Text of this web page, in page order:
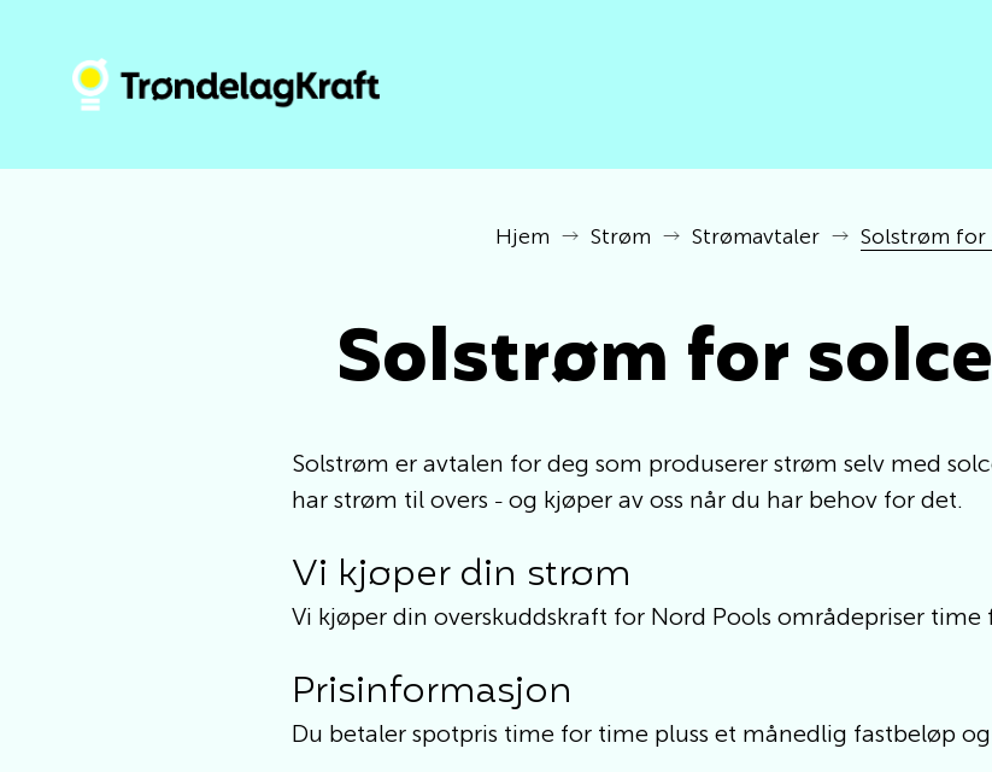
Hjem Strøm Strømavtaler Solstrøm
Solstrøm for
Solstrøm er avtalen for deg som produserer strøm selv med
har strøm til overs – og kjøper av oss når du har behov for det.
Vi kjøper din strøm
Vi kjøper din overskuddskraft for Nord Pools områdepriser
Prisinformasjon
Du betaler spotpris time for time pluss et månedlig fastbeløp